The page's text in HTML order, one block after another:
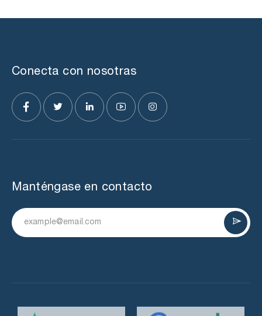
Conecta con nosotras
Manténgase en contacto